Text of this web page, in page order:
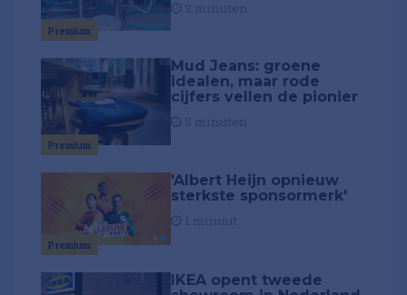
Premium
Premium
Mud Jeans: groene
idealen, maar rode
cijfers vellen de pionier
Premium
'Albert Heijn opnieuw
sterkste sponsormerk'
IKEA opent tweede